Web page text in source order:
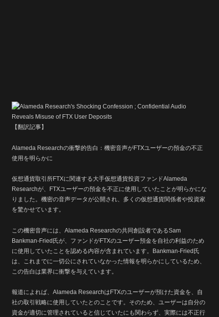
【翻訳記事】
Alameda Researchの衝撃的告白：機密音声がFTXユーザーの預金の不正
使用を明らかに
仮想通貨取引所FTXに関連する大手仮想通貨投資ファンドAlameda
Researchが、FTXユーザーの預金を不正に使用していたことが明らかにな
りました。機密の音声データが公開され、多くの仮想通貨関係者や投資家
を驚かせています。
この機密音声には、Alameda Researchの共同創設者であるSam
Bankman-Fried氏が、ファンドがFTXのユーザー預金を自社の利益のため
に使用していたことを認める内容が含まれています。Bankman-Fried氏
は、これまでに一切公にされていなかった情報を明らかにしているため、
この告白は業界に衝撃を与えています。
報道によれば、Alameda ResearchはFTXのユーザーが預けた資金を、自
社の取引戦略に使用していたとのことです。そのため、ユーザーは自分の
資金が適切に管理されていると信じていたにも関わらず、実際には不正行